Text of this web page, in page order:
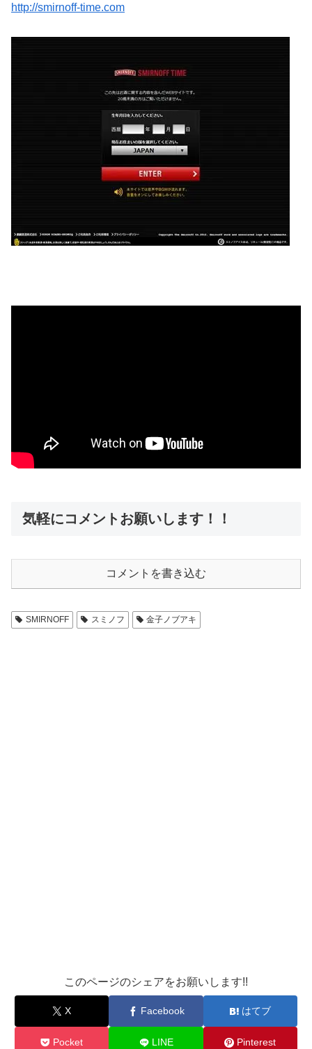
http://smirnoff-time.com
気軽にコメントお願いします！！
コメントを書き込む
SMIRNOFF スミノフ 金子ノブアキ
このページのシェアをお願いします!!
X Facebook はてブ
Pocket LINE Pinterest